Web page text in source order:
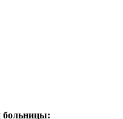
больницы: